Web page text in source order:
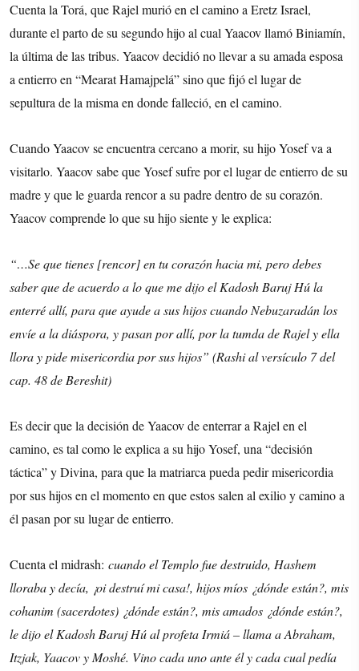
Cuenta la Torá, que Rajel murió en el camino a Eretz Israel,
durante el parto de su segundo hijo al cual Yaacov llamó Biniamín,
la última de las tribus. Yaacov decidió no llevar a su amada esposa
a entierro en “Mearat Hamajpelá” sino que fijó el lugar de
sepultura de la misma en donde falleció, en el camino.
Cuando Yaacov se encuentra cercano a morir, su hijo Yosef va a
visitarlo. Yaacov sabe que Yosef sufre por el lugar de entierro de su
madre y que le guarda rencor a su padre dentro de su corazón.
Yaacov comprende lo que su hijo siente y le explica:
“…Se que tienes [rencor] en tu corazón hacia mi, pero debes
saber que de acuerdo a lo que me dijo el Kadosh Baruj Hú la
enterré allí, para que ayude a sus hijos cuando Nebuzaradán los
envíe a la diáspora, y pasan por allí, por la tumda de Rajel y ella
llora y pide misericordia por sus hijos” (Rashi al versículo 7 del
cap. 48 de Bereshit)
Es decir que la decisión de Yaacov de enterrar a Rajel en el
camino, es tal como le explica a su hijo Yosef, una “decisión
táctica” y Divina, para que la matriarca pueda pedir misericordia
por sus hijos en el momento en que estos salen al exilio y camino a
él pasan por su lugar de entierro.
Cuenta el midrash: cuando el Templo fue destruido, Hashem
lloraba y decía, ¡oi destruí mi casa!, hijos míos ¿dónde están?, mis
cohanim (sacerdotes) ¿dónde están?, mis amados ¿dónde están?,
le dijo el Kadosh Baruj Hú al profeta Irmiá – llama a Abraham,
Itzjak, Yaacov y Moshé. Vino cada uno ante él y cada cual pedía